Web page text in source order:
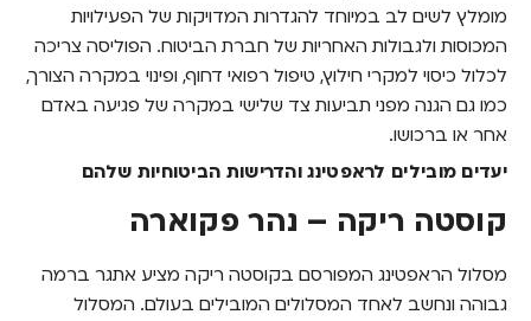
מומלץ לשים לב במיוחד להגדרות המדויקות של הפעילויות
המכוסות ולגבולות האחריות של חברת הביטוח. הפוליסה צריכה
לכלול כיסוי למקרי חילוץ, טיפול רפואי דחוף, ופינוי במקרה הצורך,
כמו גם הגנה מפני תביעות צד שלישי במקרה של פגיעה באדם
אחר או ברכושו.
יעדים מובילים לראפטינג והדרישות הביטוחיות שלהם
קוסטה ריקה – נהר פקוארה
מסלול הראפטינג המפורסם בקוסטה ריקה מציע אתגר ברמה
גבוהה ונחשב לאחד המסלולים המובילים בעולם. המסלול